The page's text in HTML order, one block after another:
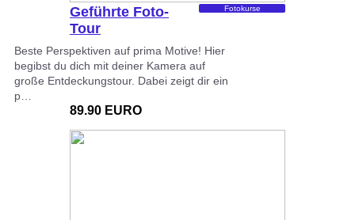
Geführte Foto-
Tour
Fotokurse
Beste Perspektiven auf prima Motive! Hier
begibst du dich mit deiner Kamera auf
große Entdeckungstour. Dabei zeigt dir ein
p…
89.90 EURO